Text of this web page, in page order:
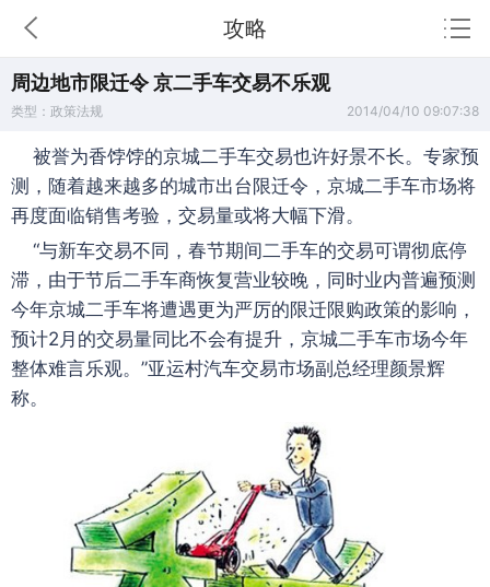
攻略
周边地市限迁令 京二手车交易不乐观
类型：政策法规 2014/04/10 09:07:38
被誉为香饽饽的京城二手车交易也许好景不长。专家预
测，随着越来越多的城市出台限迁令，京城二手车市场将
再度面临销售考验，交易量或将大幅下滑。
“与新车交易不同，春节期间二手车的交易可谓彻底停
滞，由于节后二手车商恢复营业较晚，同时业内普遍预测
今年京城二手车将遭遇更为严厉的限迁限购政策的影响，
预计2月的交易量同比不会有提升，京城二手车市场今年
整体难言乐观。”亚运村汽车交易市场副总经理颜景辉
称。